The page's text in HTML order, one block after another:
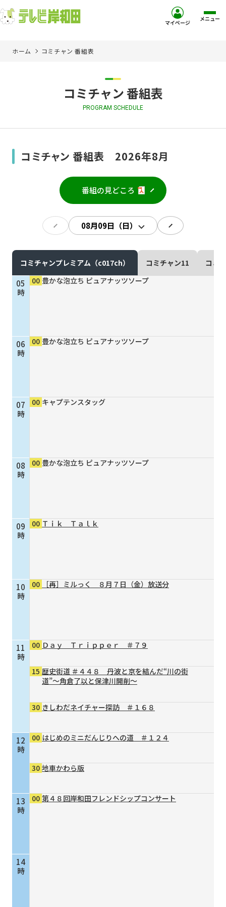
ご加入を検討中の方
現在ご利用中の方
ご加入お申し込み・資
個人情報保護に関する基
本方針
サイトマップ
マイページ メニュー
ホーム コミチャン 番組表
コミチャン 番組表
PROGRAM SCHEDULE
コミチャン 番組表 2026年8月
番組の見どころ
コミチャンプレミアム（c017ch） コミチャン11 コミ
05
時
06
時
07
時
08
時
09
時
10
時
11
時
12
時
13
時
14
時
00 豊かな泡立ち ピュアナッツソープ
00 豊かな泡立ち ピュアナッツソープ
00 キャプテンスタッグ
00 豊かな泡立ち ピュアナッツソープ
00 Ｔｉｋ Ｔａｌｋ
00 ［再］ミルっく ８月７日（金）放送分
00 Ｄａｙ Ｔｒｉｐｐｅｒ ＃７９
15 歴史街道 ＃４４８ 丹波と京を結んだ“川の街
道”～角倉了以と保津川開削～
30 きしわだネイチャー探訪 ＃１６８
00 はじめのミニだんじりへの道 ＃１２４
30 地車かわら版
00 第４８回岸和田フレンドシップコンサート